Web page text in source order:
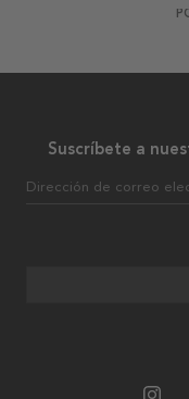
Suscríbete a
Dirección de correo